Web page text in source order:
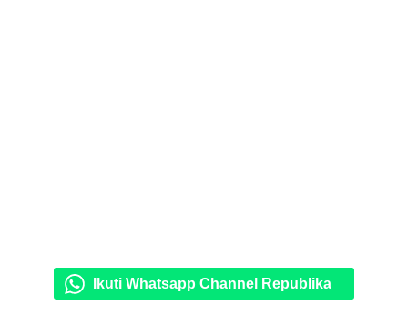
Ikuti Whatsapp Channel Republika